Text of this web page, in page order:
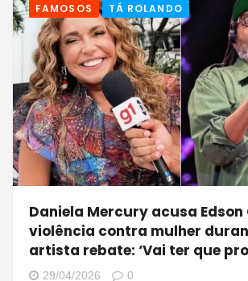
FAMOSOS TÁ ROLANDO
Daniela Mercury acusa Edson
violência contra mulher
artista rebate: ‘Vai ter que
29/04/2026 0